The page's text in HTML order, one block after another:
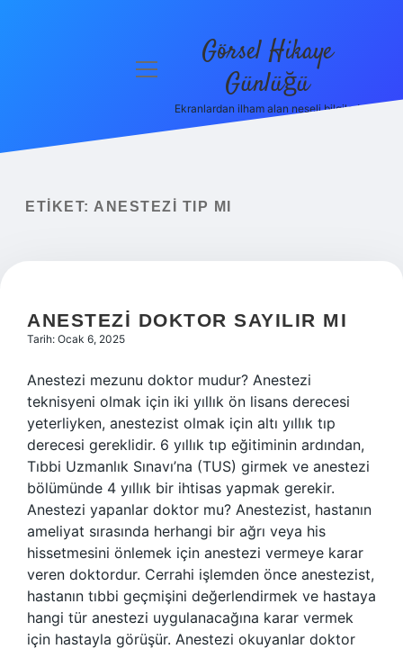
menüyü
Görsel Hikaye
Günlüğü
Ekranlardan ilham alan neşeli bilgiler!
ETIKET: ANESTEZI TIP MI
ANESTEZI DOKTOR SAYILIR MI
Tarih: Ocak 6, 2025
Anestezi mezunu doktor mudur? Anestezi
teknisyeni olmak için iki yıllık ön lisans derecesi
yeterliyken, anestezist olmak için altı yıllık tıp
derecesi gereklidir. 6 yıllık tıp eğitiminin ardından,
Tıbbi Uzmanlık Sınavı’na (TUS) girmek ve anestezi
bölümünde 4 yıllık bir ihtisas yapmak gerekir.
Anestezi yapanlar doktor mu? Anestezist, hastanın
ameliyat sırasında herhangi bir ağrı veya his
hissetmesini önlemek için anestezi vermeye karar
veren doktordur. Cerrahi işlemden önce anestezist,
hastanın tıbbi geçmişini değerlendirmek ve hastaya
hangi tür anestezi uygulanacağına karar vermek
için hastayla görüşür. Anestezi okuyanlar doktor